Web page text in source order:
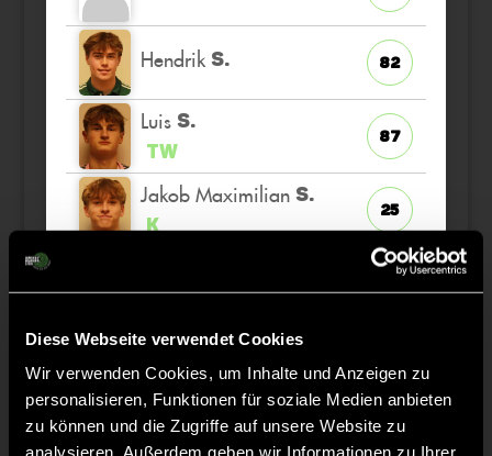
Diese Webseite verwendet Cookies
Wir verwenden Cookies, um Inhalte und Anzeigen zu
personalisieren, Funktionen für soziale Medien anbieten
zu können und die Zugriffe auf unsere Website zu
analysieren. Außerdem geben wir Informationen zu Ihrer
Hendrik S. 82
Luis S.
TW
87
Jakob Maximilian S.
K
25
Moritz
Ferdinand H. 70